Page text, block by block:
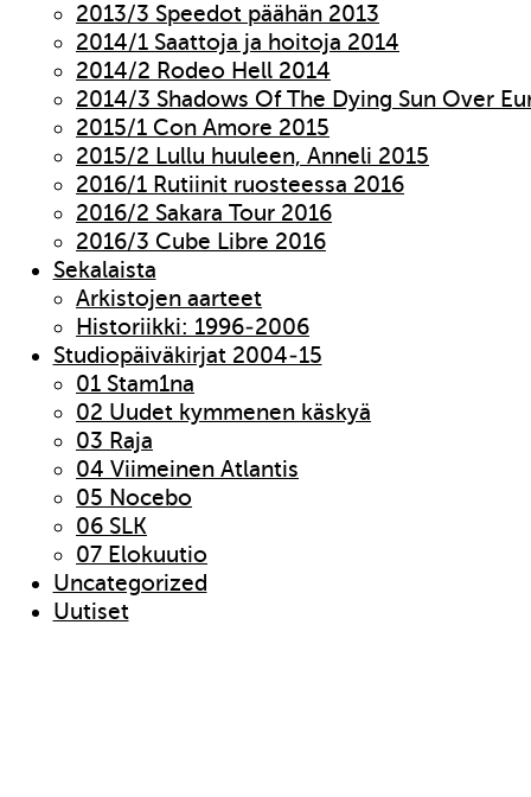
2013/3 Speedot päähän 2013
2014/1 Saattoja ja hoitoja 2014
2014/2 Rodeo Hell 2014
2014/3 Shadows Of The Dying Sun Over
2015/1 Con Amore 2015
2015/2 Lullu huuleen, Anneli 2015
2016/1 Rutiinit ruosteessa 2016
2016/2 Sakara Tour 2016
2016/3 Cube Libre 2016
Sekalaista
Arkistojen aarteet
Historiikki: 1996-2006
Studiopäiväkirjat 2004-15
01 Stam1na
02 Uudet kymmenen käskyä
03 Raja
04 Viimeinen Atlantis
05 Nocebo
06 SLK
07 Elokuutio
Uncategorized
Uutiset